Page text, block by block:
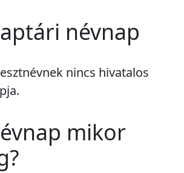
névnap
nincs hivatalos
mikor